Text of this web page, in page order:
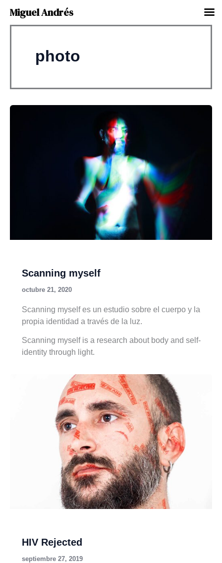
photo
Scanning myself
octubre 21, 2020
Scanning myself es un estudio sobre el cuerpo y la
propia identidad a través de la luz.
Scanning myself is a research about body and self-
identity through light.
HIV Rejected
septiembre 27, 2019
Miguel Andrés